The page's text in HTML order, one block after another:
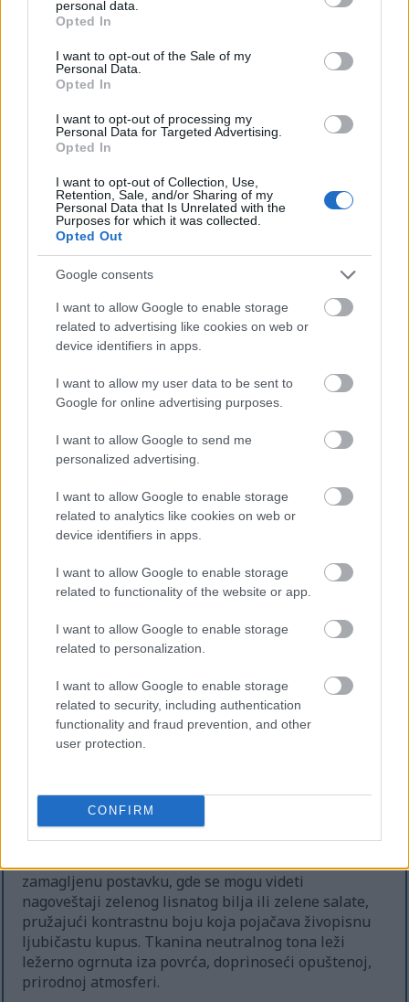
grant or deny consent to Google and its third-party tags to
use your data for below specified purposes in below Google
consent section.
personal data.
Opted In
I want to opt-out of the Sale of my
Personal Data.
Opted In
I want to opt-out of processing my
Personal Data for Targeted Advertising.
Opted In
I want to opt-out of Collection, Use,
Retention, Sale, and/or Sharing of my
Personal Data that Is Unrelated with the
Purposes for which it was collected.
Opted Out
Google consents
I want to allow Google to enable storage
related to advertising like cookies on web or
device identifiers in apps.
I want to allow my user data to be sent to
Google for online advertising purposes.
I want to allow Google to send me
personalized advertising.
I want to allow Google to enable storage
related to analytics like cookies on web or
device identifiers in apps.
I want to allow Google to enable storage
related to functionality of the website or app.
I want to allow Google to enable storage
related to personalization.
I want to allow Google to enable storage
related to security, including authentication
functionality and fraud prevention, and other
user protection.
CONFIRM
JPEG(4.5 MB)
Komično velika veličina
699,051)
Još uvek otpremljujem... ;-)
Opis slike
Slika predstavlja bogato detaljnu kompoziciju mrtve
prirode usredsređenu na sveži crveni kupus
planu, čvrsta, istrošena daska za sečenje
napravljena od tamnog, starog drveta počiva
dijagonalno preko okvira, a njegova površina je
obeležena ožiljcima od noža i prirodnim uzorcima
zrna koji ukazuju na čestu upotrebu. Na vrhu
odbora sedi ceo crveni kupus sa čvrsto slojevitim
listovima, njegova duboko ljubičasta spoljašnjost
suptilno prelazi na svetlije magenta i bele vene.
Sitne kapljice vode drže se za površinu kupusa,
hvatajući svetlost i prenoseći osećaj svežine, kao da
je upravo isprana.
Pored celog kupusa leži prepolovljen komad, čisto
isečen kroz jezgro. Poprečni presek otkriva
zamršenu spiralu gusto upakovanih listova,
naizmenično trake živopisne ljubičaste i kremasto
bele. Preciznost reza naglašava geometrijsku lepotu
prirodne strukture kupusa. Ispred prepolovljenog
kupusa je labavo razbacana po dasci za sečenje.
Tanke niti se uvijaju i preklapaju nepravilno,
dodajući teksturu i vizuelno kretanje kompoziciji.
otupljena i odražava meke naglaske od
ambijentalnog svetla. Drvena drška izgleda
istrošena i glatka, pojačavajući ukupnu estetiku
zamagljenu postavku, gde se mogu videti
nagoveštaji zelenog lisnatog bilja ili zelene salate,
pružajući kontrastnu boju koja pojačava živopisnu
ljubičastu kupus. Tkanina neutralnog tona leži
ležerno ogrnuta iza povrća, doprinoseći opuštenoj,
prirodnoj atmosferi.